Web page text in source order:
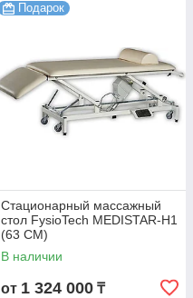
Подарок
Стационарный массажный
стол FysioTech MEDISTAR-H1
(63 CM)
В наличии
от 1 324 000 ₸